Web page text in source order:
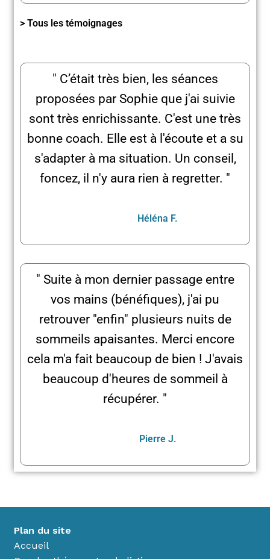
> Tous les témoignages
" C’était très bien, les séances
proposées par Sophie que j'ai suivie
sont très enrichissante. C'est une très
bonne coach. Elle est à l'écoute et a su
s'adapter à ma situation. Un conseil,
foncez, il n'y aura rien à regretter. "
Héléna F.
" Suite à mon dernier passage entre
vos mains (bénéfiques), j'ai pu
retrouver "enfin" plusieurs nuits de
sommeils apaisantes. Merci encore
cela m'a fait beaucoup de bien ! J'avais
beaucoup d'heures de sommeil à
récupérer. "
Pierre J.
Plan du site
Accueil